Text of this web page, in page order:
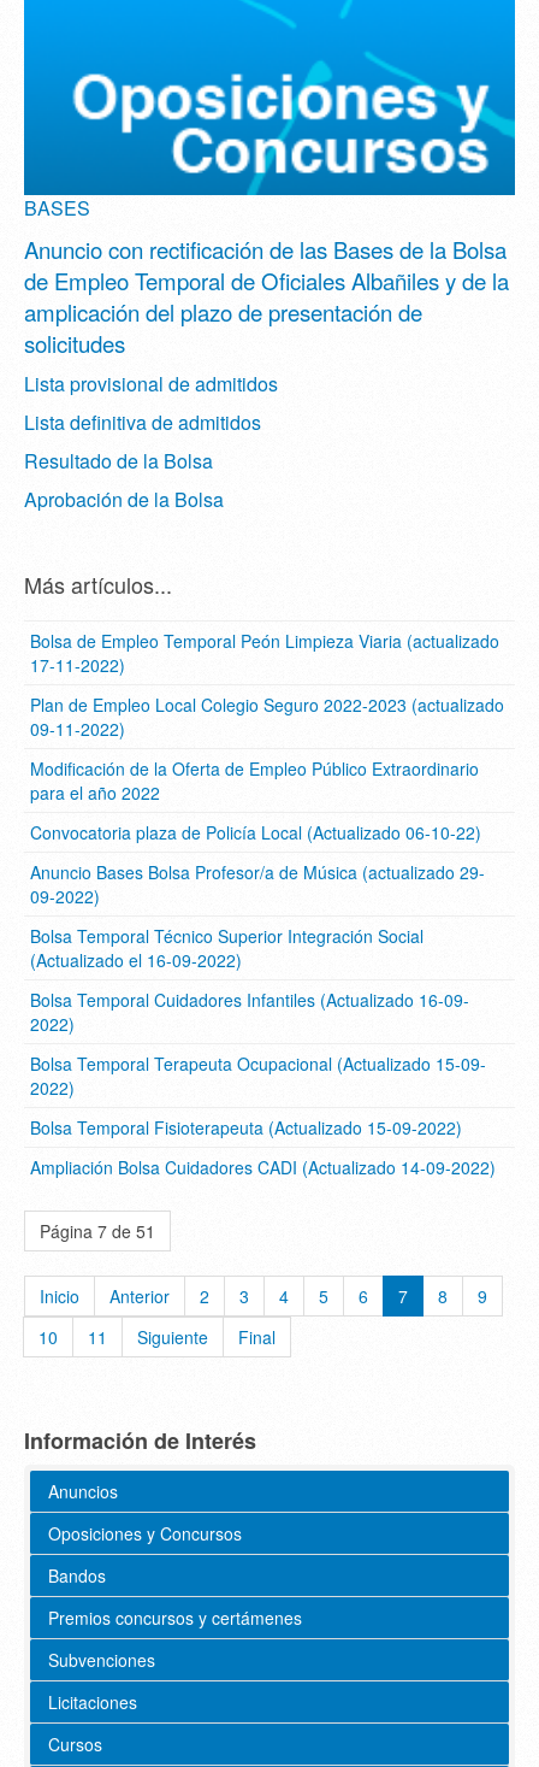
BASES
Anuncio con rectificación de las Bases de la Bolsa
de Empleo Temporal de Oficiales Albañiles y de la
amplicación del plazo de presentación de
solicitudes
Lista provisional de admitidos
Lista definitiva de admitidos
Resultado de la Bolsa
Aprobación de la Bolsa
Más artículos...
Bolsa de Empleo Temporal Peón Limpieza Viaria (actualizado
17-11-2022)
Plan de Empleo Local Colegio Seguro 2022-2023 (actualizado
09-11-2022)
Modificación de la Oferta de Empleo Público Extraordinario
para el año 2022
Convocatoria plaza de Policía Local (Actualizado 06-10-22)
Anuncio Bases Bolsa Profesor/a de Música (actualizado 29-
09-2022)
Bolsa Temporal Técnico Superior Integración Social
(Actualizado el 16-09-2022)
Bolsa Temporal Cuidadores Infantiles (Actualizado 16-09-
2022)
Bolsa Temporal Terapeuta Ocupacional (Actualizado 15-09-
2022)
Bolsa Temporal Fisioterapeuta (Actualizado 15-09-2022)
Ampliación Bolsa Cuidadores CADI (Actualizado 14-09-2022)
Página 7 de 51
Inicio Anterior 2 3 4 5 6 7 8
9
10
11 Siguiente Final
Información de Interés
Anuncios
Oposiciones y Concursos
Bandos
Premios concursos y certámenes
Subvenciones
Licitaciones
Cursos